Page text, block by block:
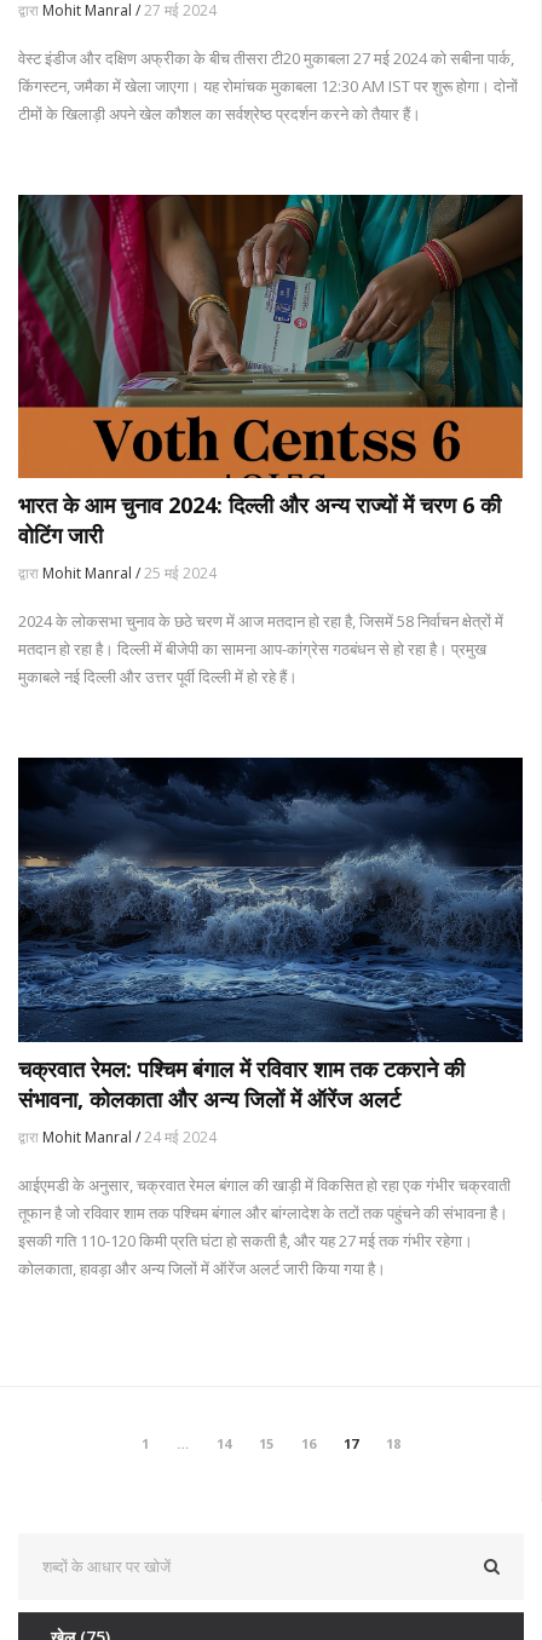
द्वारा Mohit Manral /27 मई 2024
वेस्ट इंडीज और दक्षिण अफ्रीका के बीच तीसरा टी20 मुकाबला 27 मई 2024 को सबीना पार्क,
किंगस्टन, जमैका में खेला जाएगा। यह रोमांचक मुकाबला 12:30 AM IST पर शुरू होगा। दोनों
टीमों के खिलाड़ी अपने खेल कौशल का सर्वश्रेष्ठ प्रदर्शन करने को तैयार हैं।
भारत के आम चुनाव 2024: दिल्ली और अन्य राज्यों में चरण 6 की
वोटिंग जारी
द्वारा Mohit Manral /25 मई 2024
2024 के लोकसभा चुनाव के छठे चरण में आज मतदान हो रहा है, जिसमें 58 निर्वाचन क्षेत्रों में
मतदान हो रहा है। दिल्ली में बीजेपी का सामना आप-कांग्रेस गठबंधन से हो रहा है। प्रमुख
मुकाबले नई दिल्ली और उत्तर पूर्वी दिल्ली में हो रहे हैं।
चक्रवात रेमल: पश्चिम बंगाल में रविवार शाम तक टकराने की
संभावना, कोलकाता और अन्य जिलों में ऑरेंज अलर्ट
द्वारा Mohit Manral /24 मई 2024
आईएमडी के अनुसार, चक्रवात रेमल बंगाल की खाड़ी में विकसित हो रहा एक गंभीर चक्रवाती
तूफान है जो रविवार शाम तक पश्चिम बंगाल और बांग्लादेश के तटों तक पहुंचने की संभावना है।
इसकी गति 110-120 किमी प्रति घंटा हो सकती है, और यह 27 मई तक गंभीर रहेगा।
कोलकाता, हावड़ा और अन्य जिलों में ऑरेंज अलर्ट जारी किया गया है।
1 14 15 16 17 18